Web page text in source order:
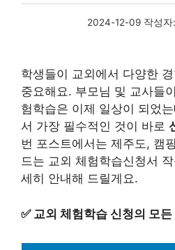
2024-12-09 작성자:
학생들이 교외에서 다양한
중요해요. 부모님 및 교사들
험학습은 이제 일상이 되었
서 가장 필수적인 것이 바로
번 포스트에서는 제주도, 캠
드는 교외 체험학습신청서
세히 안내해 드릴게요.
✅ 교외 체험학습 신청의 모